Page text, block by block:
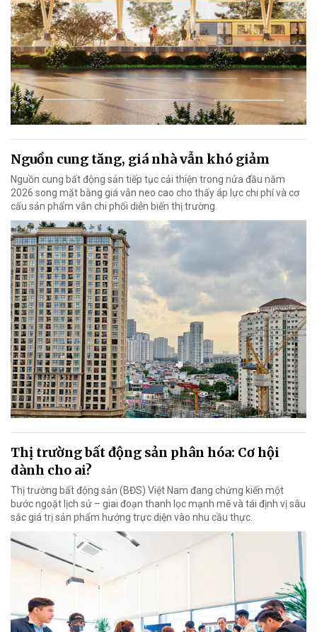
Nguồn cung tăng, giá nhà vẫn khó giảm
Nguồn cung bất động sản tiếp tục cải thiện trong nửa đầu năm
2026 song mặt bằng giá vẫn neo cao cho thấy áp lực chi phí và cơ
cấu sản phẩm vẫn chi phối diễn biến thị trường.
Thị trường bất động sản phân hóa: Cơ hội
dành cho ai?
Thị trường bất động sản (BĐS) Việt Nam đang chứng kiến một
bước ngoặt lịch sử – giai đoạn thanh lọc mạnh mẽ và tái định vị sâu
sắc giá trị sản phẩm hướng trực diện vào nhu cầu thực.